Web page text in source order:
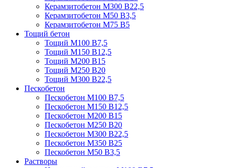
Керамзитобетон М300 В22,5
Керамзитобетон М50 В3,5
Керамзитобетон М75 В5
Тощий бетон
Тощий М100 В7,5
Тощий М150 В12,5
Тощий М200 В15
Тощий М250 В20
Тощий М300 В22,5
Пескобетон
Пескобетон М100 В7,5
Пескобетон М150 В12,5
Пескобетон М200 В15
Пескобетон М250 В20
Пескобетон М300 В22,5
Пескобетон М350 В25
Пескобетон М50 В3,5
Растворы